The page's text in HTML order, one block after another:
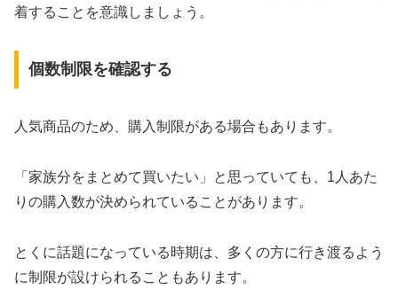
着することを意識しましょう。
個数制限を確認する
人気商品のため、購入制限がある場合もあります。
「家族分をまとめて買いたい」と思っていても、1人あた
りの購入数が決められていることがあります。
とくに話題になっている時期は、多くの方に行き渡るよう
に制限が設けられることもあります。